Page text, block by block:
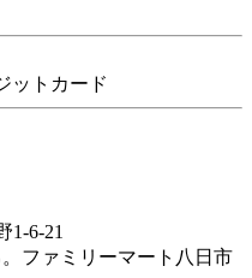
1-6-21
ファミリーマート八日市